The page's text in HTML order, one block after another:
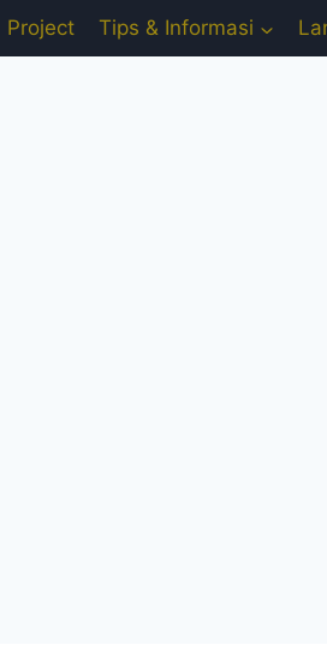
Project Tips & Informasi